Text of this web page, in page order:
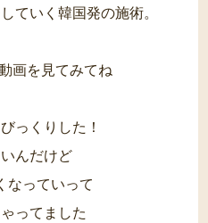
ていく韓国発の施術。
画を見てみてね
っくりした！
んだけど
なっていって
ってました